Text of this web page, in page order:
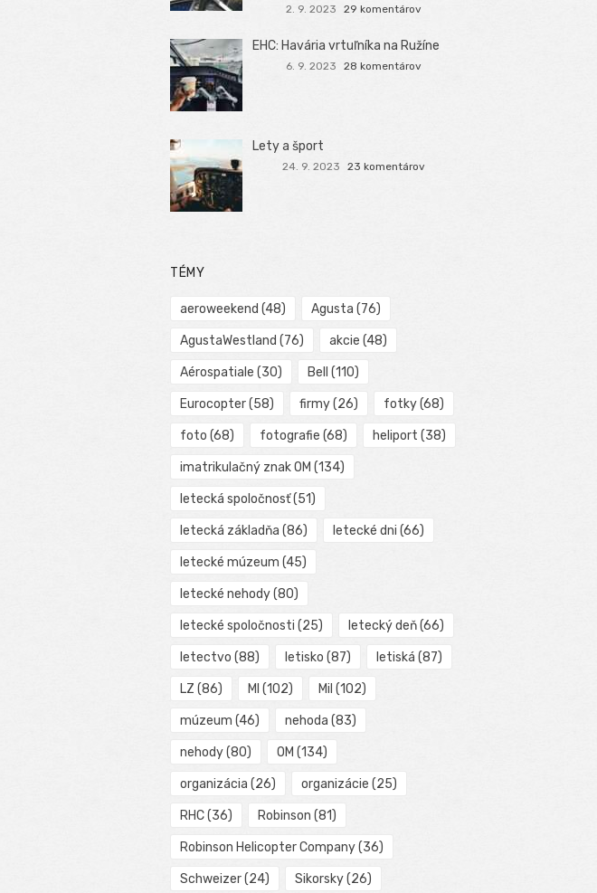
2. 9. 2023 29 komentárov
EHC: Havária vrtuľníka na Ružíne
6. 9. 2023 28 komentárov
Lety a šport
24. 9. 2023 23 komentárov
TÉMY
aeroweekend (48) Agusta (76)
AgustaWestland (76) akcie (48)
Aérospatiale (30) Bell (110)
Eurocopter(58) firmy(26) fotky(68)
foto (68) fotografie (68) heliport (38)
imatrikulačný znak OM (134)
letecká spoločnosť(51)
letecká základňa (86) letecké dni (66)
letecké múzeum (45)
letecké nehody(80)
letecké spoločnosti (25) letecký deň(66)
letectvo (88) letisko (87) letiská (87)
LZ (86) MI (102) Mil (102)
múzeum (46) nehoda (83)
nehody(80) OM (134)
organizácia (26) organizácie (25)
RHC(36) Robinson (81)
Robinson Helicopter Company(36)
Schweizer(24) Sikorsky(26)